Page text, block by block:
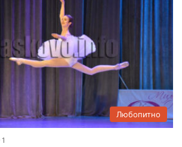
Любопитно
1